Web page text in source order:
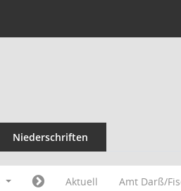
Niederschriften
Aktuell Amt Darß/